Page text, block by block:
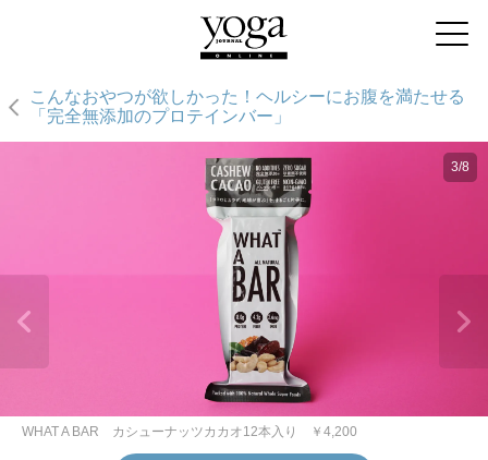
こんなおやつが欲しかった！ヘルシーにお腹を満たせる
「完全無添加のプロテインバー」
3/8
WHAT A BAR カシューナッツカカオ12本入り ￥4,200